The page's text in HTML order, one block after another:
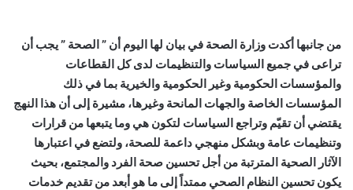
من جانبها أكدت وزارة الصحة في بيان لها اليوم أن ” الصحة ” يجب أن
تراعى في جميع السياسات والتنظيمات لدى كل القطاعات
والمؤسسات الحكومية وغير الحكومية والخيرية بما في ذلك
المؤسسات الخاصة والجهات المانحة وغيرها، مشيرة إلى أن هذا النهج
يقتضي أن تقيّم وتراجع السياسات لتكون هي وما يتبعها من قرارات
وتنظيمات عامة وبشكل منهجي داعمة للصحة، ولتضع في اعتبارها
الآثار الصحية المترتبة من أجل تحسين صحة الفرد والمجتمع، بحيث
يكون تحسين النظام الصحي ممتداً إلى ما هو أبعد من تقديم خدمات